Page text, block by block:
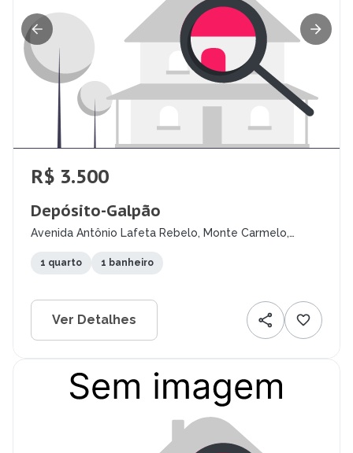
R$ 3.500
Depósito-Galpão
Avenida Antônio Lafeta Rebelo, Monte Carmelo,
1 quarto 1 banheiro
Ver Detalhes